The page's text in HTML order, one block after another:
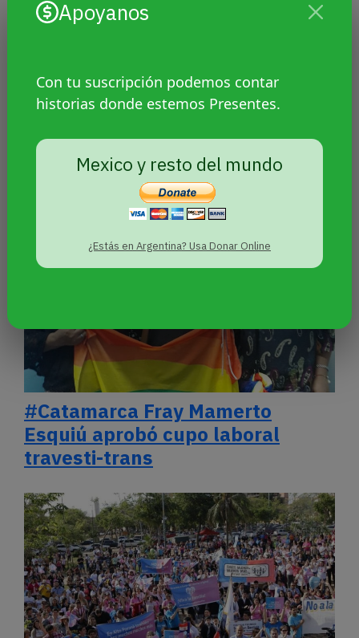
Apoyanos
Con tu suscripción podemos contar
historias donde estemos Presentes.
Mexico y resto del mundo
¿Estás en Argentina? Usa Donar Online
Navidad
#Catamarca Fray Mamerto
Esquiú aprobó cupo laboral
travesti-trans